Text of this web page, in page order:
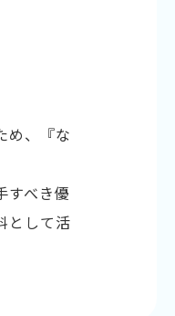
め、『な
すべき優
として活